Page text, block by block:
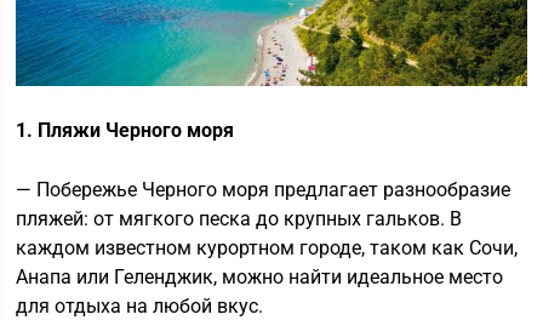
1. Пляжи Черного моря
— Побережье Черного моря предлагает разнообразие
пляжей: от мягкого песка до крупных гальков. В
каждом известном курортном городе, таком как Сочи,
Анапа или Геленджик, можно найти идеальное место
для отдыха на любой вкус.